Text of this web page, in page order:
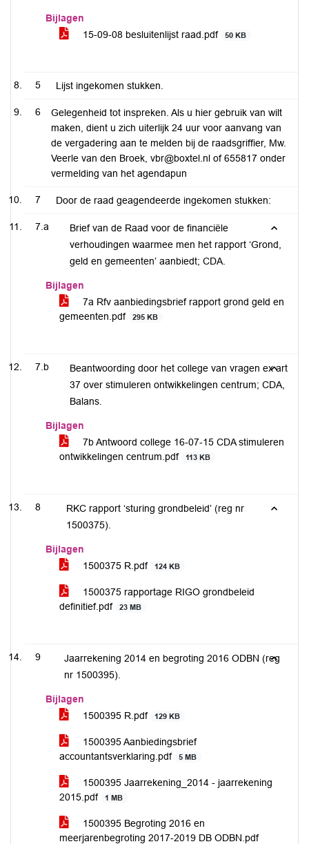
Bijlagen
15-09-08 besluitenlijst raad.pdf
50 KB
5 Lijst ingekomen stukken.
6
Gelegenheid tot inspreken. Als u hier gebruik van wilt
maken, dient u zich uiterlijk 24 uur voor aanvang van
de vergadering aan te melden bij de raadsgriffier, Mw.
Veerle van den Broek, vbr@boxtel.nl of 655817 onder
vermelding van het agendapun
7 Door de raad geagendeerde ingekomen stukken:
7.a
Brief van de Raad voor de financiële
verhoudingen waarmee men het rapport ‘Grond,
geld en gemeenten’ aanbiedt; CDA.
Bijlagen
7a Rfv aanbiedingsbrief rapport grond geld en
gemeenten.pdf
295 KB
7.b
Beantwoording door het college van vragen ex art
37 over stimuleren ontwikkelingen centrum; CDA,
Balans.
Bijlagen
7b Antwoord college 16-07-15 CDA stimuleren
ontwikkelingen centrum.pdf
113 KB
8
RKC rapport ‘sturing grondbeleid’ (reg nr
1500375).
Bijlagen
1500375 R.pdf
124 KB
1500375 rapportage RIGO grondbeleid
definitief.pdf
23 MB
9
Jaarrekening 2014 en begroting 2016 ODBN (reg
nr 1500395).
Bijlagen
1500395 R.pdf
129 KB
1500395 Aanbiedingsbrief
accountantsverklaring.pdf
5 MB
1500395 Jaarrekening_2014 - jaarrekening
2015.pdf
1 MB
1500395 Begroting 2016 en
meerjarenbegroting 2017-2019 DB ODBN.pdf